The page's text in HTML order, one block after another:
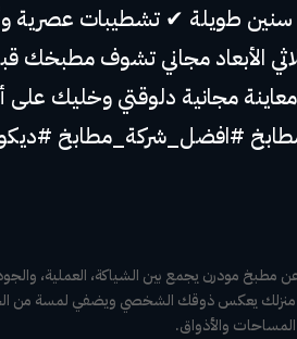
طويلة ✔ تشطيبات عصرية
الأبعاد مجاني تشوف مطبخك
#افضل_شركة_مطابخ
مودرن يجمع بين الشياكة، العملية،
يعكس ذوقك الشخصي ويضفي لمسة من
والأذواق.